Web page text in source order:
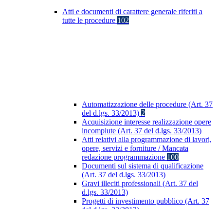
Atti e documenti di carattere generale riferiti a
tutte le procedure 102
Automatizzazione delle procedure (Art. 37
del d.lgs. 33/2013) 2
Acquisizione interesse realizzazione opere
incompiute (Art. 37 del d.lgs. 33/2013)
Atti relativi alla programmazione di lavori,
opere, servizi e forniture / Mancata
redazione programmazione 100
Documenti sul sistema di qualificazione
(Art. 37 del d.lgs. 33/2013)
Gravi illeciti professionali (Art. 37 del
d.lgs. 33/2013)
Progetti di investimento pubblico (Art. 37